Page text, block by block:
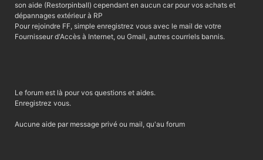
son aide (Restorpinball) cependant en aucun car pour vos achats et
dépannages extérieur à RP
Pour rejoindre FF, simple enregistrez vous avec le mail de votre
Fournisseur d'Accès à Internet, ou Gmail, autres courriels bannis.
Le forum est là pour vos questions et aides.
Enregistrez vous.
Aucune aide par message privé ou mail, qu'au forum